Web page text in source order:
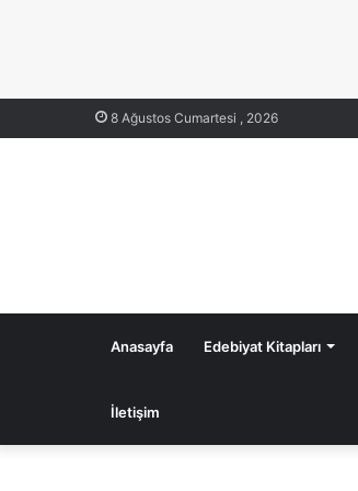
8 Ağustos Cumartesi , 2026
Anasayfa Edebiyat Kitapları
İletişim